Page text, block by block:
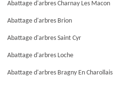
Abattage d'arbres Charnay Les Macon
Abattage d'arbres Brion
Abattage d'arbres Saint Cyr
Abattage d'arbres Loche
Abattage d'arbres Bragny En Charollais